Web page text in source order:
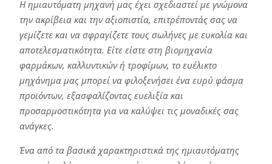
Η ημιαυτόματη μηχανή μας έχει σχεδιαστεί με γνώμονα
την ακρίβεια και την αξιοπιστία, επιτρέποντάς σας να
γεμίζετε και να σφραγίζετε τους σωλήνες με ευκολία και
αποτελεσματικότητα. Είτε είστε στη βιομηχανία
φαρμάκων, καλλυντικών ή τροφίμων, το ευέλικτο
μηχάνημα μας μπορεί να φιλοξενήσει ένα ευρύ φάσμα
προϊόντων, εξασφαλίζοντας ευελιξία και
προσαρμοστικότητα για να καλύψει τις μοναδικές σας
ανάγκες.
Ένα από τα βασικά χαρακτηριστικά της ημιαυτόματης